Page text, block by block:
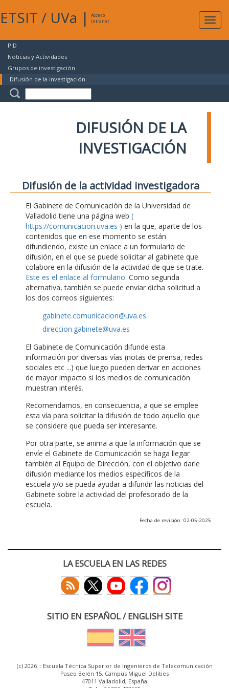
ETSIT / UVa |
Acceso
Intranet
PID
Noticias y Actividades
Grupos de investigación
Difusión de la investigación
DIFUSIÓN DE LA
INVESTIGACIÓN
Difusión de la actividad investigadora
El Gabinete de Comunicación de la Universidad de
Valladolid tiene una página web (
https://comunicacion.uva.es ) en la que, aparte de los
contenidos que en ese momento se están
difundiendo, existe un enlace a un formulario de
difusión, en el que se puede solicitar al gabinete que
colabore en la difusión de la actividad de que se trate.
Este es el enlace al formulario. Como segunda
alternativa, también se puede enviar dicha solicitud a
los dos correos siguientes:
gabinete.comunicacion@uva.es
direccion.gabinete@uva.es
El Gabinete de Comunicación difunde esta
información por diversas vías (notas de prensa, redes
sociales etc ...) que luego pueden derivar en acciones
de mayor impacto si los medios de comunicación
muestran interés.
Recomendamos, en consecuencia, a que se emplee
esta vía para solicitar la difusión de todo aquello que
se considere que pueda ser interesante.
Por otra parte, se anima a que la información que se
envíe el Gabinete de Comunicación se haga llegar
también al Equipo de Dirección, con el objetivo darle
difusión mediante los medios específicos de la
escuela y/o se pueda ayudar a difundir las noticias del
Gabinete sobre la actividad del profesorado de la
escuela.
Fecha de revisión: 02-05-2025
LA ESCUELA EN LAS REDES
SITIO EN ESPAÑOL / ENGLISH SITE
(c) 2026 :: Escuela Técnica Superior de Ingenieros de Telecomunicación
Paseo Belén 15. Campus Miguel Delibes
47011 Valladolid, España